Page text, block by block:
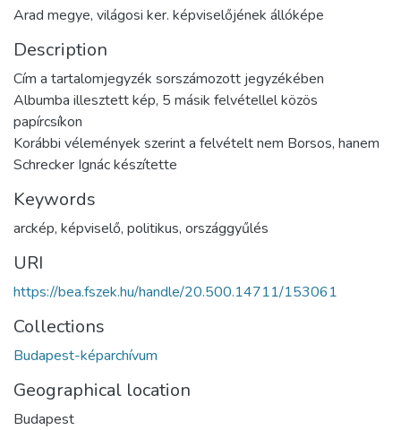
Arad megye, világosi ker. képviselőjének állóképe
Description
Cím a tartalomjegyzék sorszámozott jegyzékében
Albumba illesztett kép, 5 másik felvétellel közös
papírcsíkon
Korábbi vélemények szerint a felvételt nem Borsos, hanem
Schrecker Ignác készítette
Keywords
arckép, képviselő, politikus, országgyűlés
URI
https://bea.fszek.hu/handle/20.500.14711/153061
Collections
Budapest-képarchívum
Geographical location
Budapest